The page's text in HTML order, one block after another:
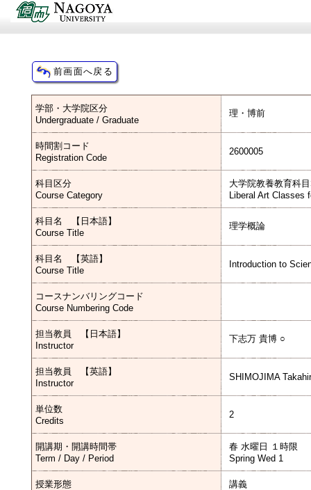
学部・大学院区分
Undergraduate / Graduate
理・博前
時間割コード
Registration Code
2600005
科目区分
Course Category
大学院教養教育科
Liberal Art Classes
科目名 【日本語】
Course Title
理学概論
科目名 【英語】
Course Title
Introduction to
コースナンバリングコード
Course Numbering Code
担当教員 【日本語】
Instructor
下志万 貴博 ○
担当教員 【英語】
Instructor
SHIMOJIMA
単位数
Credits
2
開講期・開講時間帯
Term / Day / Period
春 水曜日 １時限
Spring Wed 1
授業形態
講義